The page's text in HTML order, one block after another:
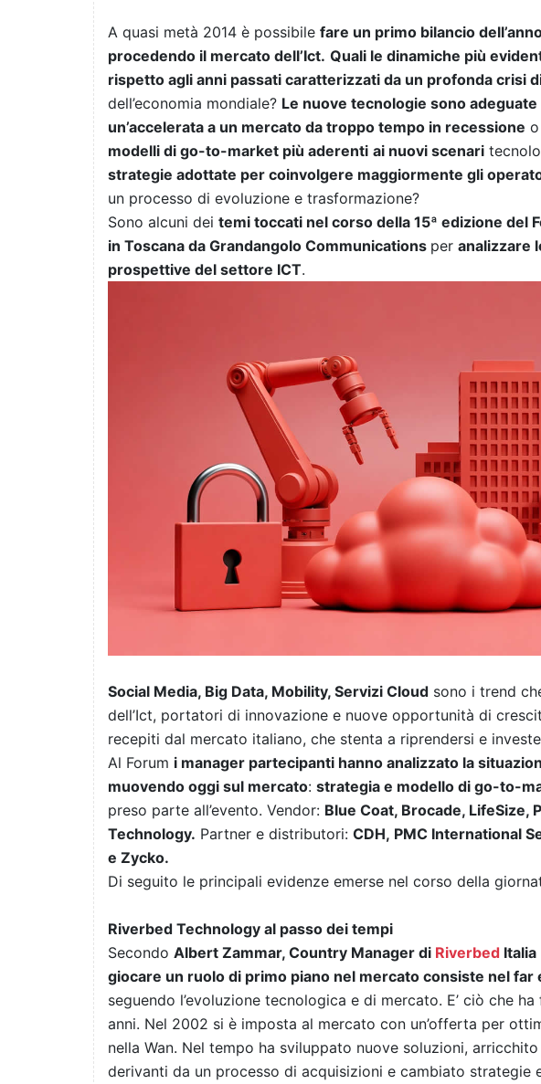
A quasi metà 2014 è possibile fare un primo bilancio
procedendo il mercato dell’Ict. Quali le dinamiche più
rispetto agli anni passati caratterizzati da un profonda crisi
dell’economia mondiale? Le nuove tecnologie sono
un’accelerata a un mercato da troppo tempo in recessione
modelli di go-to-market più aderenti ai nuovi scenari
strategie adottate per coinvolgere maggiormente gli
un processo di evoluzione e trasformazione?
Sono alcuni dei temi toccati nel corso della 15ª edizione del
in Toscana da Grandangolo Communications per analizzare
prospettive del settore ICT.
Social Media, Big Data, Mobility, Servizi Cloud sono i trend
dell’Ict, portatori di innovazione e nuove opportunità di
recepiti dal mercato italiano, che stenta a riprendersi e
Al Forum i manager partecipanti hanno analizzato la
muovendo oggi sul mercato: strategia e modello di go-to-
preso parte all’evento. Vendor: Blue Coat, Brocade, LifeSize,
Technology. Partner e distributori: CDH, PMC International
e Zycko.
Di seguito le principali evidenze emerse nel corso della
Riverbed Technology al passo dei tempi
Secondo Albert Zammar, Country Manager di Riverbed Italia
giocare un ruolo di primo piano nel mercato consiste nel
seguendo l’evoluzione tecnologica e di mercato. E’ ciò che
anni. Nel 2002 si è imposta al mercato con un’offerta per
nella Wan. Nel tempo ha sviluppato nuove soluzioni,
derivanti da un processo di acquisizioni e cambiato strategie